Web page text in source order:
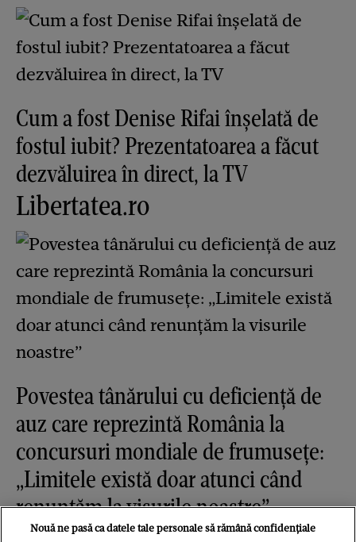
Cum a fost Denise Rifai înșelată de
fostul iubit? Prezentatoarea a făcut
dezvăluirea în direct, la TV
Libertatea.ro
Povestea tânărului cu deficiență de
auz care reprezintă România la
concursuri mondiale de frumusețe:
„Limitele există doar atunci când
renunțăm la visurile noastre”
Nouă ne pasă ca datele tale personale să rămână confidențiale